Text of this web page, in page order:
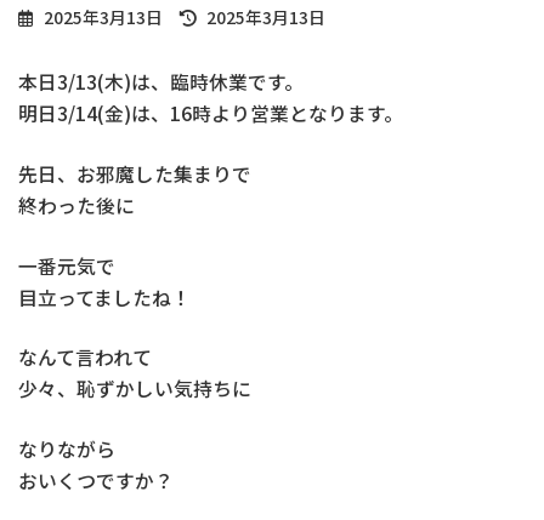
2025年3月13日
最
新
日
2025年3月13日
本日3/13(木)は、臨時休業です。
明日3/14(金)は、16時より営業となります。
先日、お邪魔した集まりで
終わった後に
一番元気で
目立ってましたね！
なんて言われて
少々、恥ずかしい気持ちに
なりながら
おいくつですか？